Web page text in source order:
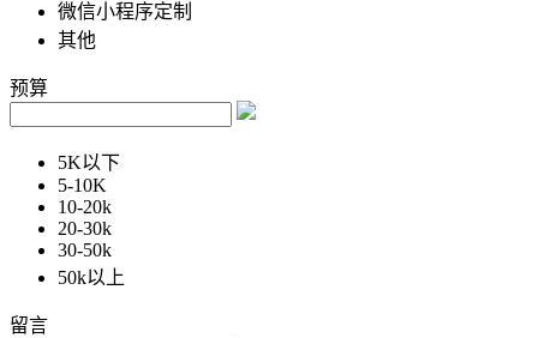
微信小程序定制
其他
预算
5K以下
5-10K
10-20k
20-30k
30-50k
50k以上
留言